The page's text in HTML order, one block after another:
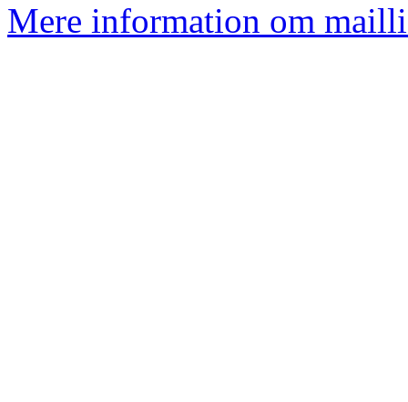
Mere information om